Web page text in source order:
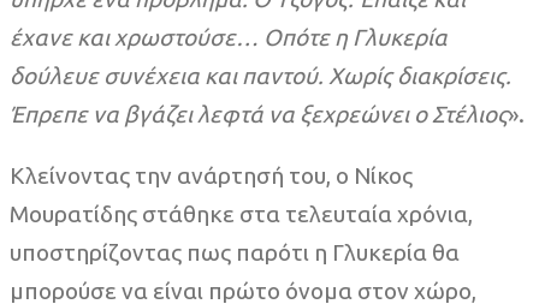
έχανε και χρωστούσε… Οπότε η Γλυκερία
δούλευε συνέχεια και παντού. Χωρίς διακρίσεις.
Έπρεπε να βγάζει λεφτά να ξεχρεώνει ο Στέλιος».
Κλείνοντας την ανάρτησή του, ο Νίκος
Μουρατίδης στάθηκε στα τελευταία χρόνια,
υποστηρίζοντας πως παρότι η Γλυκερία θα
μπορούσε να είναι πρώτο όνομα στον χώρο,